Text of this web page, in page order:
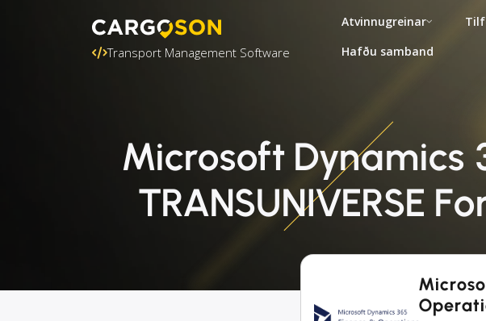
Transport Management Software
Atvinnugreinar
Hafðu samband
Microsoft Dynamics
TRANSUNIVERSE